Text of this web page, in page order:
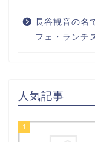
長谷観音の名
フェ・ランチ
人気記事
1